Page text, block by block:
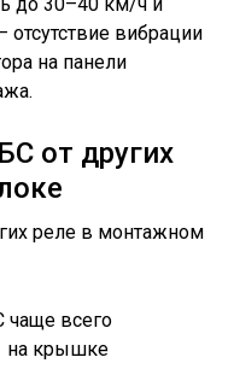
вибрации
на панели
от других
чаще всего
на крышке